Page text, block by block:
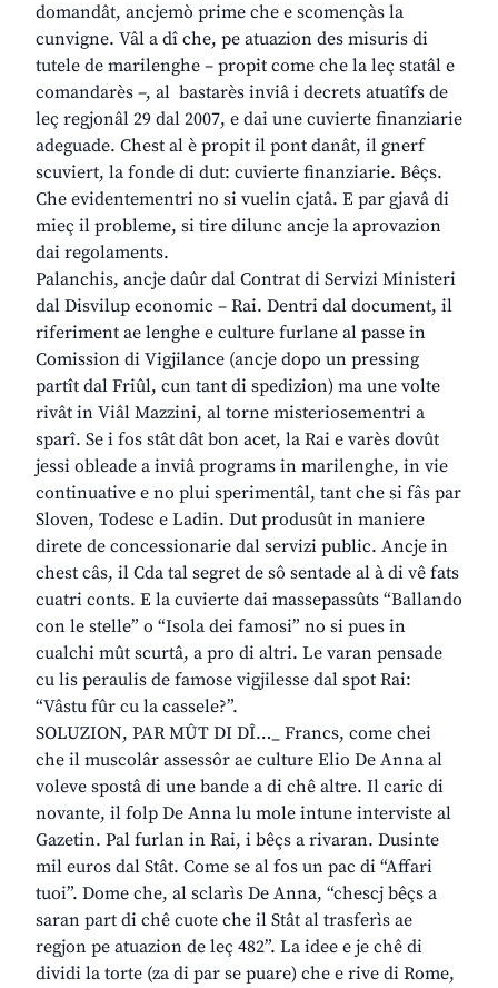
domandât, ancjemò prime che e scomençàs la
cunvigne. Vâl a dî che, pe atuazion des misuris di
tutele de marilenghe – propit come che la leç statâl e
comandarès –, al bastarès inviâ i decrets atuatîfs de
leç regjonâl 29 dal 2007, e dai une cuvierte finanziarie
adeguade. Chest al è propit il pont danât, il gnerf
scuviert, la fonde di dut: cuvierte finanziarie. Bêçs.
Che evidentementri no si vuelin cjatâ. E par gjavâ di
mieç il probleme, si tire dilunc ancje la aprovazion
dai regolaments.
Palanchis, ancje daûr dal Contrat di Servizi Ministeri
dal Disvilup economic – Rai. Dentri dal document, il
riferiment ae lenghe e culture furlane al passe in
Comission di Vigjilance (ancje dopo un pressing
partît dal Friûl, cun tant di spedizion) ma une volte
rivât in Viâl Mazzini, al torne misteriosementri a
sparî. Se i fos stât dât bon acet, la Rai e varès dovût
jessi obleade a inviâ programs in marilenghe, in vie
continuative e no plui sperimentâl, tant che si fâs par
Sloven, Todesc e Ladin. Dut produsût in maniere
direte de concessionarie dal servizi public. Ancje in
chest câs, il Cda tal segret de sô sentade al à di vê fats
cuatri conts. E la cuvierte dai massepassûts “Ballando
con le stelle” o “Isola dei famosi” no si pues in
cualchi mût scurtâ, a pro di altri. Le varan pensade
cu lis peraulis de famose vigjilesse dal spot Rai:
“Vâstu fûr cu la cassele?”.
SOLUZION, PAR MÛT DI DÎ…_ Francs, come chei
che il muscolâr assessôr ae culture Elio De Anna al
voleve spostâ di une bande a di chê altre. Il caric di
novante, il folp De Anna lu mole intune interviste al
Gazetin. Pal furlan in Rai, i bêçs a rivaran. Dusinte
mil euros dal Stât. Come se al fos un pac di “Affari
tuoi”. Dome che, al sclarìs De Anna, “chescj bêçs a
saran part di chê cuote che il Stât al trasferìs ae
regjon pe atuazion de leç 482”. La idee e je chê di
dividi la torte (za di par se puare) che e rive di Rome,